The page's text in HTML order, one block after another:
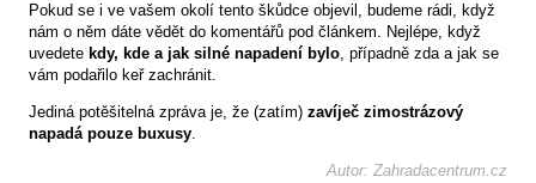
Pokud se i ve vašem okolí tento škůdce objevil, budeme rádi, když
nám o něm dáte vědět do komentářů pod článkem. Nejlépe, když
uvedete kdy, kde a jak silné napadení bylo, případně zda a jak se
vám podařilo keř zachránit.
Jediná potěšitelná zpráva je, že (zatím) zavíječ zimostrázový
napadá pouze buxusy.
Autor: Zahradacentrum.cz